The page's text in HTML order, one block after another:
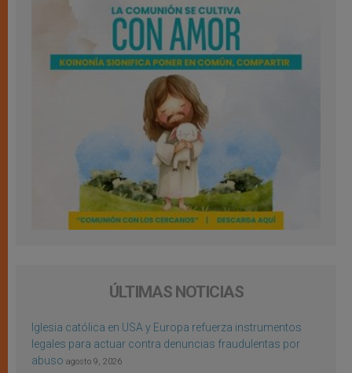
ÚLTIMAS NOTICIAS
Iglesia católica en USA y Europa refuerza instrumentos
legales para actuar contra denuncias fraudulentas por
abuso agosto 9, 2026